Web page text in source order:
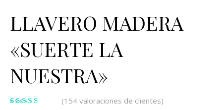
LLAVERO MADERA
«SUERTE LA
NUESTRA»
(154 valoraciones de clientes)